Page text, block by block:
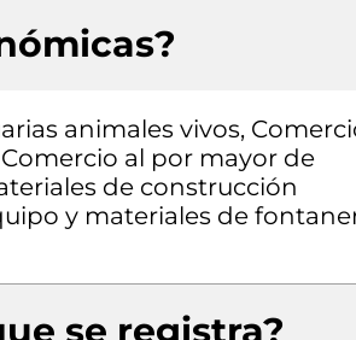
animales vivos,
al por mayor de
de construcción
y materiales de
se registra?